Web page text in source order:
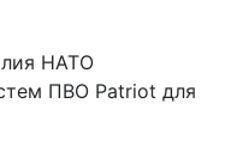
НАТО
ПВО Patriot для